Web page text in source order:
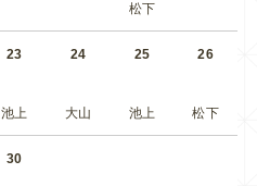
松下
23
池上
24
大山
25
池上
26
松下
30